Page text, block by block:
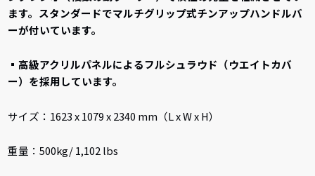
ます。スタンダードでマルチグリップ式チンアップハンドルバ
ーが付いています。
▪高級アクリルパネルによるフルシュラウド（ウエイトカバ
ー）を採用しています。
サイズ：1623 x 1079 x 2340 mm（L x W x H）
重量：500kg/ 1,102 lbs